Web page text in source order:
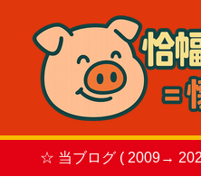
☆ 当ブログ ( 2009→